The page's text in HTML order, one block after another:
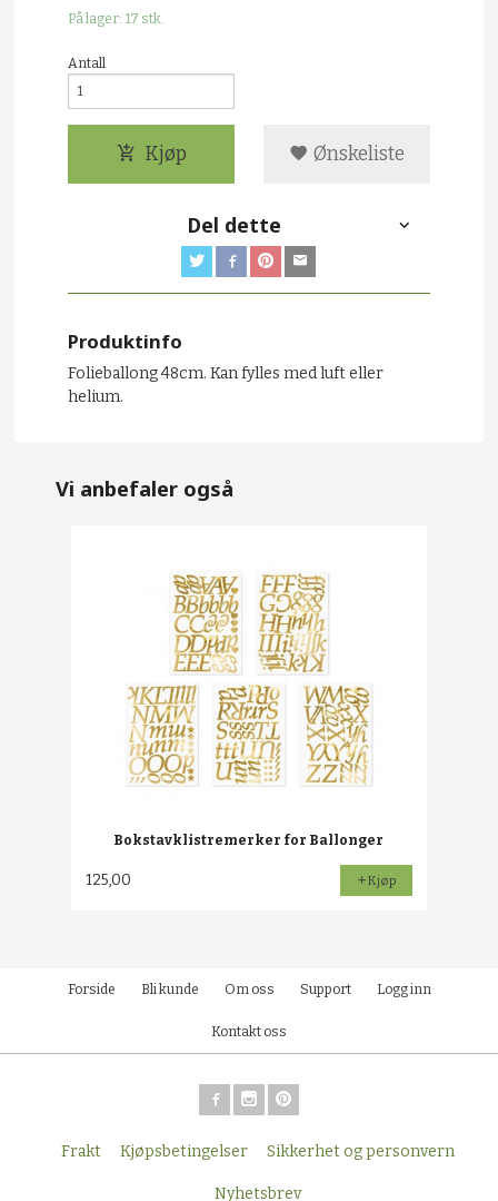
På lager: 17 stk.
Antall
Kjøp Ønskeliste
Del dette
Produktinfo
Folieballong 48cm. Kan fylles med luft eller
helium.
Vi anbefaler også
Bokstavklistremerker for Ballonger
125,00 Kjøp
Forside Bli kunde Om oss Support Logg inn
Kontakt oss
Frakt Kjøpsbetingelser Sikkerhet og personvern
Nyhetsbrev